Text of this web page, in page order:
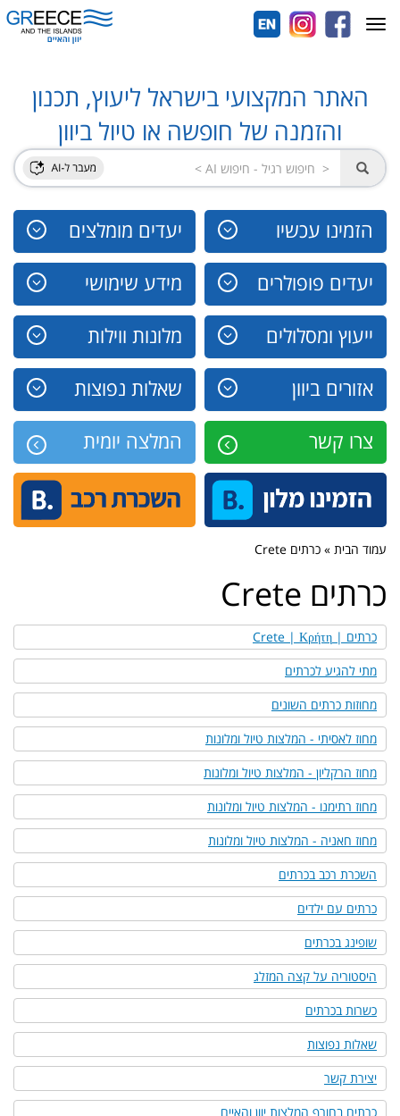
האתר המקצועי בישראל ליעוץ, תכנון
והזמנה של חופשה או טיול ביוון
הזמינו עכשיו יעדים מומלצים
יעדים פופולרים מידע שימושי
ייעוץ ומסלולים מלונות ווילות
אזורים ביוון שאלות נפוצות
צרו קשר המלצה יומית
Toggle
navigation
עמוד הבית » כרתים Crete
כרתים Crete
כרתים | Crete | Κρήτη
מתי להגיע לכרתים
מחוזות כרתים השונים
מחוז לאסיתי - המלצות טיול ומלונות
מחוז הרקליון - המלצות טיול ומלונות
מחוז רתימנו - המלצות טיול ומלונות
מחוז חאניה - המלצות טיול ומלונות
השכרת רכב בכרתים
כרתים עם ילדים
שופינג בכרתים
היסטוריה על קצה המזלג
כשרות בכרתים
שאלות נפוצות
יצירת קשר
כרתים בחורף המלצות יוון והאיים